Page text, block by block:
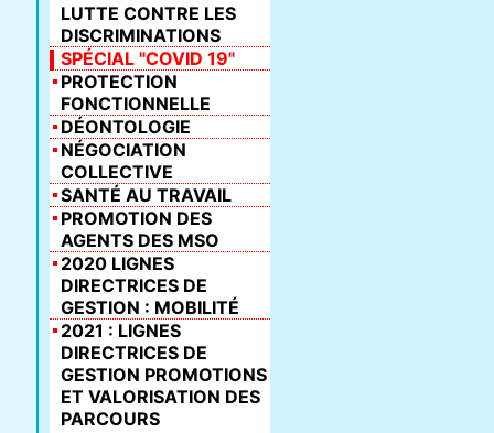
LUTTE CONTRE LES
DISCRIMINATIONS
SPÉCIAL "COVID 19"
PROTECTION
FONCTIONNELLE
DÉONTOLOGIE
NÉGOCIATION
COLLECTIVE
SANTÉ AU TRAVAIL
PROMOTION DES
AGENTS DES MSO
2020 LIGNES
DIRECTRICES DE
GESTION : MOBILITÉ
2021 : LIGNES
DIRECTRICES DE
GESTION PROMOTIONS
ET VALORISATION DES
PARCOURS